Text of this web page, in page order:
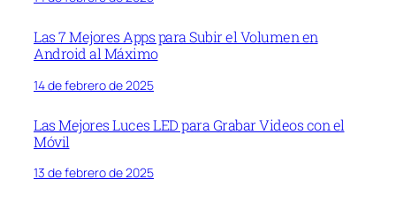
Las 7 Mejores Apps para Subir el Volumen en
Android al Máximo
14 de febrero de 2025
Las Mejores Luces LED para Grabar Videos con el
Móvil
13 de febrero de 2025